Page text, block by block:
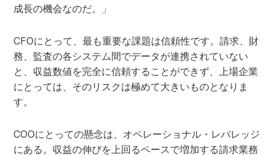
成長の機会なのだ。」
CFOにとって、最も重要な課題は信頼性です。請求、財
務、監査の各システム間でデータが連携されていない
と、収益数値を完全に信頼することができず、上場企業
にとっては、そのリスクは極めて大きいものとなりま
す。
COOにとっての懸念は、オペレーショナル・レバレッジ
にある。収益の伸びを上回るペースで増加する請求業務